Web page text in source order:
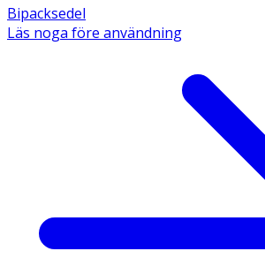
Bipacksedel
Läs noga före användning